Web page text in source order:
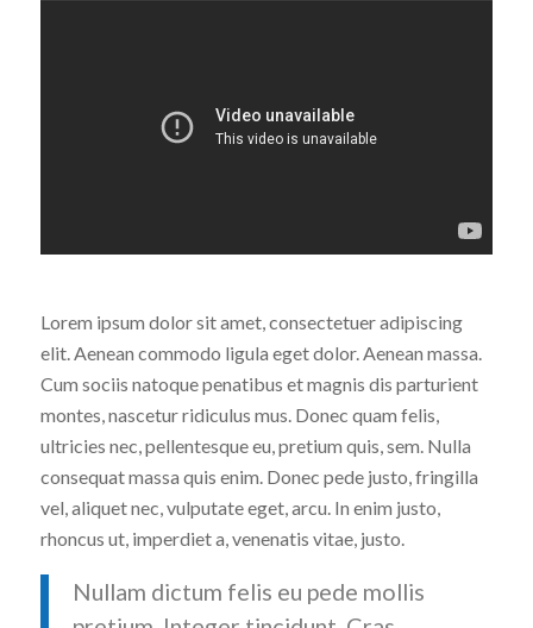
Lorem ipsum dolor sit amet, consectetuer adipiscing
elit. Aenean commodo ligula eget dolor. Aenean massa.
Cum sociis natoque penatibus et magnis dis parturient
montes, nascetur ridiculus mus. Donec quam felis,
ultricies nec, pellentesque eu, pretium quis, sem. Nulla
consequat massa quis enim. Donec pede justo, fringilla
vel, aliquet nec, vulputate eget, arcu. In enim justo,
rhoncus ut, imperdiet a, venenatis vitae, justo.
Nullam dictum felis eu pede mollis